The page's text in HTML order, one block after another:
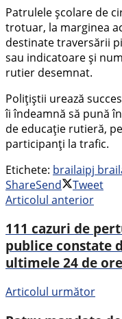
Patrulele şcolare de
trotuar, la marginea
destinate traversării
sau indicatoare şi
rutier desemnat.
Polițiștii urează
îi îndeamnă să pună
de educație rutieră,
participanți la trafic.
Etichete: brailaipj
ShareSend
Tweet
Articolul anterior
111 cazuri de
publice constate
ultimele 24 de ore
Articolul următor